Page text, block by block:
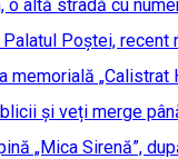
o altă stradă cu
Poștei, recent
memorială „Calistrat
și veți merge
„Mica Sirenă”,